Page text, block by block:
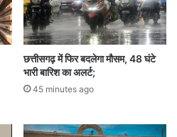
छत्तीसगढ़ में फिर बदलेगा मौसम, 48 घंटे
भारी बारिश का अलर्ट;
45 minutes ago